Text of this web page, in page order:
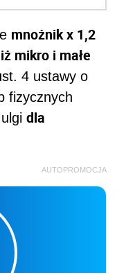
mnożnik x 1,2
mikro i małe
4 ustawy o
fizycznych
dla
AUTOPROMOCJA